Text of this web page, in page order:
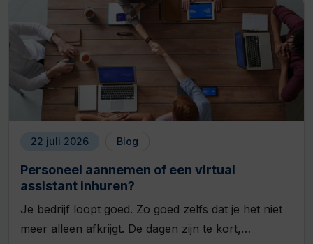
22 juli 2026 Blog
Personeel aannemen of een virtual
assistant inhuren?
Je bedrijf loopt goed. Zo goed zelfs dat je het niet
meer alleen afkrijgt. De dagen zijn te kort,…